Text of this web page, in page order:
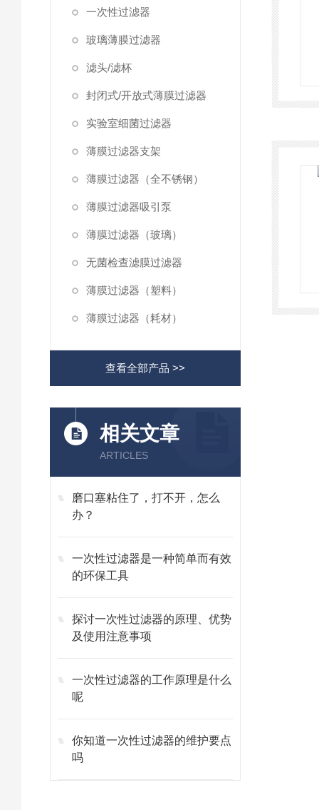
一次性过滤器
玻璃薄膜过滤器
滤头/滤杯
封闭式/开放式薄膜过滤器
实验室细菌过滤器
薄膜过滤器支架
薄膜过滤器（全不锈钢）
薄膜过滤器吸引泵
薄膜过滤器（玻璃）
无菌检查滤膜过滤器
薄膜过滤器（塑料）
薄膜过滤器（耗材）
查看全部产品 >>
相关文章
ARTICLES
磨口塞粘住了，打不开，怎么
办？
一次性过滤器是一种简单而有效
的环保工具
探讨一次性过滤器的原理、优势
及使用注意事项
一次性过滤器的工作原理是什么
呢
你知道一次性过滤器的维护要点
吗